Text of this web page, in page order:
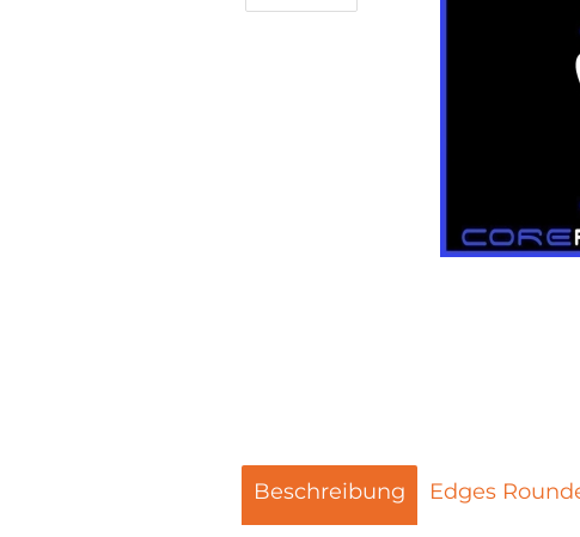
Beschreibung Edges